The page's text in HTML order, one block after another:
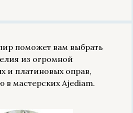
поможет вам выбрать
из огромной
и платиновых оправ,
в мастерских Ajediam.